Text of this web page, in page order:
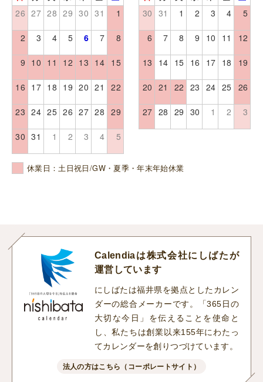
26 27 28 29 30 31 1
2 3 4 5 6 7 8
9 10 11 12 13 14 15
16 17 18 19 20 21 22
23 24 25 26 27 28 29
30 31 1 2 3 4 5
30 31 1 2 3 4 5
6 7 8 9 10 11 12
13 14 15 16 17 18 19
20 21 22 23 24 25 26
27 28 29 30 1 2 3
休業日：土日祝日/GW・夏季・年末年始休業
Calendiaは株式会社にしばたが
運営しています
にしばたは福井県を拠点としたカレン
ダーの総合メーカーです。「365日の
大切な今日」を伝えることを使命と
し、私たちは創業以来155年にわたっ
てカレンダーを創りつづけています。
法人の方はこちら（コーポレートサイト）